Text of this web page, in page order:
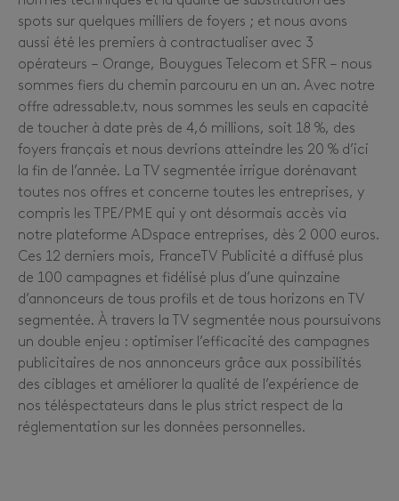
spots sur quelques milliers de foyers ; et nous avons
aussi été les premiers à contractualiser avec 3
opérateurs – Orange, Bouygues Telecom et SFR – nous
sommes fiers du chemin parcouru en un an. Avec notre
offre adressable.tv, nous sommes les seuls en capacité
de toucher à date près de 4,6 millions, soit 18 %, des
foyers français et nous devrions atteindre les 20 % d’ici
la fin de l’année. La TV segmentée irrigue dorénavant
toutes nos offres et concerne toutes les entreprises, y
compris les TPE/PME qui y ont désormais accès via
notre plateforme ADspace entreprises, dès 2 000 euros.
Ces 12 derniers mois, FranceTV Publicité a diffusé plus
de 100 campagnes et fidélisé plus d’une quinzaine
d’annonceurs de tous profils et de tous horizons en TV
segmentée. À travers la TV segmentée nous poursuivons
un double enjeu : optimiser l’efficacité des campagnes
publicitaires de nos annonceurs grâce aux possibilités
des ciblages et améliorer la qualité de l’expérience de
nos téléspectateurs dans le plus strict respect de la
réglementation sur les données personnelles.